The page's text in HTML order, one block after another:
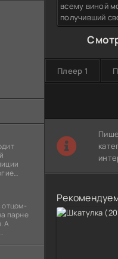
отцом-
парне
А
всему виной
получивший
Плеер 1